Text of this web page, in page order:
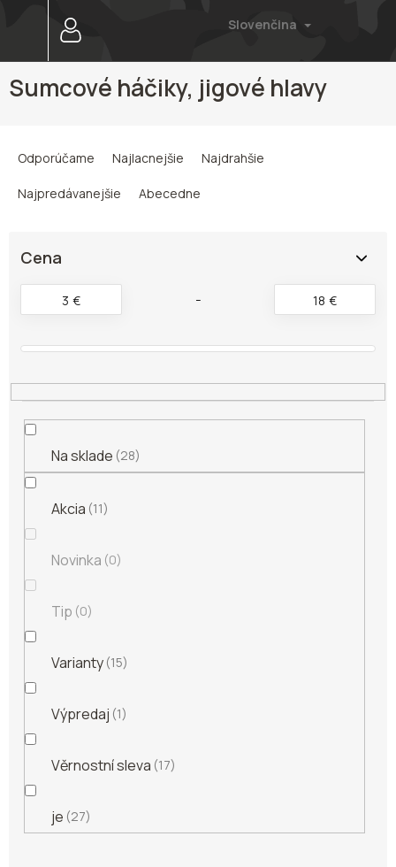
Slovenčina
Sumcové háčiky, jigové hlavy
e
t
o
Odporúčame Najlacnejšie Najdrahšie
Najpredávanejšie Abecedne
Cena
€
3 €
18
Na sklade 28
Akcia 11
Novinka 0
Tip 0
Varianty 15
Výpredaj 1
Věrnostní sleva 17
je 27